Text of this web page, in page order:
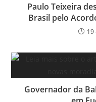
Paulo Teixeira
Brasil pelo
19
Governador da